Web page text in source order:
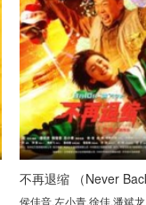
侯佳音,左小青,徐佳,潘斌龙